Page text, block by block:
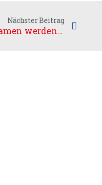
Nächster Beitrag
Damen werden Mannschaft des Jahres 2019